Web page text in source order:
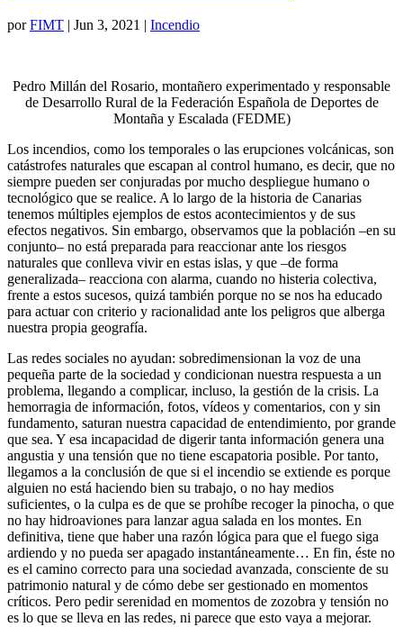
porFIMT | Jun 3, 2021 | Incendio
Pedro Millán del Rosario, montañero experimentado y responsable
de Desarrollo Rural de la Federación Española de Deportes de
Montaña y Escalada (FEDME)
Los incendios, como los temporales o las erupciones volcánicas, son
catástrofes naturales que escapan al control humano, es decir, que no
siempre pueden ser conjuradas por mucho despliegue humano o
tecnológico que se realice. A lo largo de la historia de Canarias
tenemos múltiples ejemplos de estos acontecimientos y de sus
efectos negativos. Sin embargo, observamos que la población –en su
conjunto– no está preparada para reaccionar ante los riesgos
naturales que conlleva vivir en estas islas, y que –de forma
generalizada– reacciona con alarma, cuando no histeria colectiva,
frente a estos sucesos, quizá también porque no se nos ha educado
para actuar con criterio y racionalidad ante los peligros que alberga
nuestra propia geografía.
Las redes sociales no ayudan: sobredimensionan la voz de una
pequeña parte de la sociedad y condicionan nuestra respuesta a un
problema, llegando a complicar, incluso, la gestión de la crisis. La
hemorragia de información, fotos, vídeos y comentarios, con y sin
fundamento, saturan nuestra capacidad de entendimiento, por grande
que sea. Y esa incapacidad de digerir tanta información genera una
angustia y una tensión que no tiene escapatoria posible. Por tanto,
llegamos a la conclusión de que si el incendio se extiende es porque
alguien no está haciendo bien su trabajo, o no hay medios
suficientes, o la culpa es de que se prohíbe recoger la pinocha, o que
no hay hidroaviones para lanzar agua salada en los montes. En
definitiva, tiene que haber una razón lógica para que el fuego siga
ardiendo y no pueda ser apagado instantáneamente… En fin, éste no
es el camino correcto para una sociedad avanzada, consciente de su
patrimonio natural y de cómo debe ser gestionado en momentos
críticos. Pero pedir serenidad en momentos de zozobra y tensión no
es lo que se lleva en las redes, ni parece que esto vaya a mejorar.